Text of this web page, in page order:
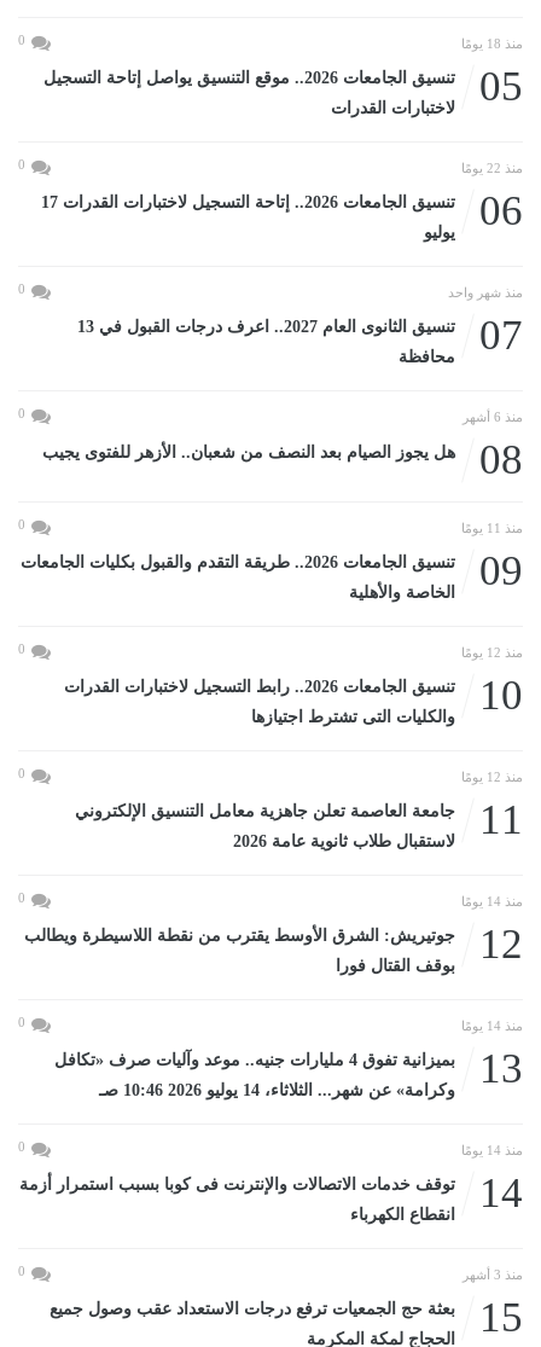
منذ 18 يومًا 0
05
تنسيق الجامعات 2026.. موقع التنسيق يواصل إتاحة التسجيل
لاختبارات القدرات
منذ 22 يومًا 0
06
تنسيق الجامعات 2026.. إتاحة التسجيل لاختبارات القدرات 17
يوليو
منذ شهر واحد 0
07
تنسيق الثانوى العام 2027.. اعرف درجات القبول في 13
محافظة
منذ 6 أشهر 0
08 هل يجوز الصيام بعد النصف من شعبان.. الأزهر للفتوى يجيب
منذ 11 يومًا 0
09
تنسيق الجامعات 2026.. طريقة التقدم والقبول بكليات الجامعات
الخاصة والأهلية
منذ 12 يومًا 0
10
تنسيق الجامعات 2026.. رابط التسجيل لاختبارات القدرات
والكليات التى تشترط اجتيازها
منذ 12 يومًا 0
11
جامعة العاصمة تعلن جاهزية معامل التنسيق الإلكتروني
لاستقبال طلاب ثانوية عامة 2026
منذ 14 يومًا 0
12
جوتيريش: الشرق الأوسط يقترب من نقطة اللاسيطرة ويطالب
بوقف القتال فورا
منذ 14 يومًا 0
13
بميزانية تفوق 4 مليارات جنيه.. موعد وآليات صرف «تكافل
وكرامة» عن شهر... الثلاثاء، 14 يوليو 2026 10:46 صـ
منذ 14 يومًا 0
14
توقف خدمات الاتصالات والإنترنت فى كوبا بسبب استمرار أزمة
انقطاع الكهرباء
منذ 3 أشهر 0
15
بعثة حج الجمعيات ترفع درجات الاستعداد عقب وصول جميع
الحجاج لمكة المكرمة